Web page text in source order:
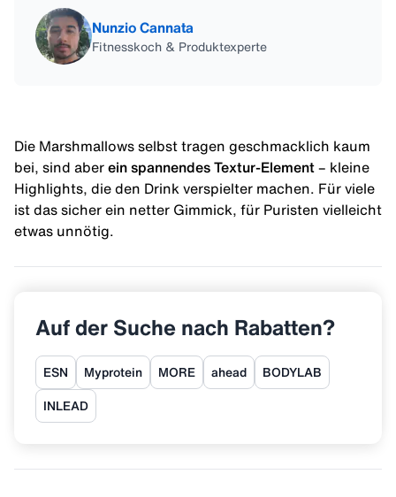
Nunzio Cannata
Fitnesskoch & Produktexperte
Die Marshmallows selbst tragen geschmacklich kaum
bei, sind aber ein spannendes Textur-Element – kleine
Highlights, die den Drink verspielter machen. Für viele
ist das sicher ein netter Gimmick, für Puristen vielleicht
etwas unnötig.
Auf der Suche nach Rabatten?
ESN Myprotein MORE ahead BODYLAB
INLEAD